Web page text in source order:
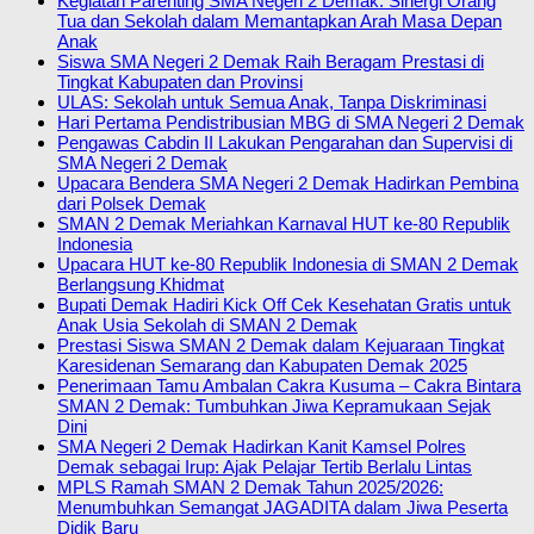
Tua dan Sekolah dalam Memantapkan Arah Masa Depan
Anak
Siswa SMA Negeri 2 Demak Raih Beragam Prestasi di
Tingkat Kabupaten dan Provinsi
ULAS: Sekolah untuk Semua Anak, Tanpa Diskriminasi
Hari Pertama Pendistribusian MBG di SMA Negeri 2 Demak
Pengawas Cabdin II Lakukan Pengarahan dan Supervisi di
SMA Negeri 2 Demak
Upacara Bendera SMA Negeri 2 Demak Hadirkan Pembina
dari Polsek Demak
SMAN 2 Demak Meriahkan Karnaval HUT ke-80 Republik
Indonesia
Upacara HUT ke-80 Republik Indonesia di SMAN 2 Demak
Berlangsung Khidmat
Bupati Demak Hadiri Kick Off Cek Kesehatan Gratis untuk
Anak Usia Sekolah di SMAN 2 Demak
Prestasi Siswa SMAN 2 Demak dalam Kejuaraan Tingkat
Karesidenan Semarang dan Kabupaten Demak 2025
Penerimaan Tamu Ambalan Cakra Kusuma – Cakra Bintara
SMAN 2 Demak: Tumbuhkan Jiwa Kepramukaan Sejak
Dini
SMA Negeri 2 Demak Hadirkan Kanit Kamsel Polres
Demak sebagai Irup: Ajak Pelajar Tertib Berlalu Lintas
MPLS Ramah SMAN 2 Demak Tahun 2025/2026:
Menumbuhkan Semangat JAGADITA dalam Jiwa Peserta
Didik Baru